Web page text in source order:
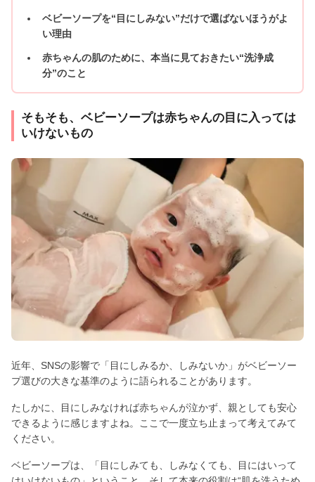
ベビーソープを“目にしみない”だけで選ばないほうがよ
い理由
赤ちゃんの肌のために、本当に見ておきたい“洗浄成
分”のこと
そもそも、ベビーソープは赤ちゃんの目に入っては
いけないもの
近年、SNSの影響で「目にしみるか、しみないか」がベビーソー
プ選びの大きな基準のように語られることがあります。
たしかに、目にしみなければ赤ちゃんが泣かず、親としても安心
できるように感じますよね。ここで一度立ち止まって考えてみて
ください。
ベビーソープは、「目にしみても、しみなくても、目にはいって